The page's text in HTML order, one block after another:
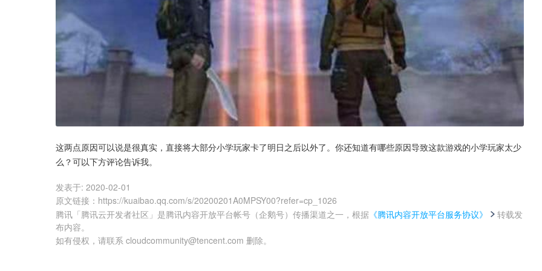
这两点原因可以说是很真实，直接将大部分小学玩家卡了明日之后以外了。你还知道有哪些原因导致这款游戏的小学玩家太少
么？可以下方评论告诉我。
发表于: 2020-02-01
原文链接 ： https://kuaibao.qq.com/s/20200201A0MPSY00?refer=cp_1026
腾讯「腾讯云开发者社区」是腾讯内容开放平台帐号（企鹅号）传播渠道之一，根据 《腾讯内容开放平台服务协议》
转载发
布内容。
如有侵权，请联系 cloudcommunity@tencent.com 删除。